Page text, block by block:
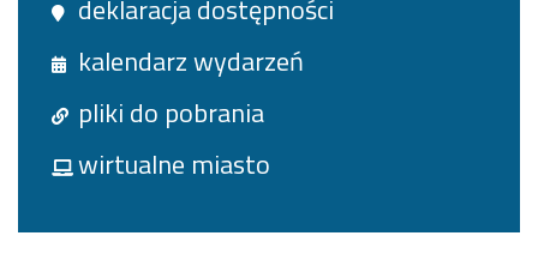
deklaracja dostępności
kalendarz wydarzeń
pliki do pobrania
wirtualne miasto